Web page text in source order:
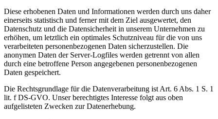
Diese erhobenen Daten und Informationen werden durch uns daher
einerseits statistisch und ferner mit dem Ziel ausgewertet, den
Datenschutz und die Datensicherheit in unserem Unternehmen zu
erhöhen, um letztlich ein optimales Schutzniveau für die von uns
verarbeiteten personenbezogenen Daten sicherzustellen. Die
anonymen Daten der Server-Logfiles werden getrennt von allen
durch eine betroffene Person angegebenen personenbezogenen
Daten gespeichert.
Die Rechtsgrundlage für die Datenverarbeitung ist Art. 6 Abs. 1 S. 1
lit. f DS-GVO. Unser berechtigtes Interesse folgt aus oben
aufgelisteten Zwecken zur Datenerhebung.